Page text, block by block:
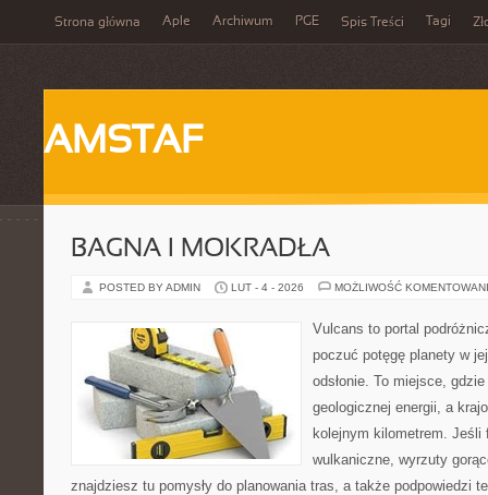
Strona główna Aple Archiwum PGE Spis Treści Tagi
AMSTAF
BAGNA I MOKRADŁA
POSTED BY ADMIN LUT - 4 - 2026 MOŻLIWOŚĆ
Vulcans to portal
poczuć potęgę planety w
odsłonie. To miejsce,
geologicznej energii, a
kolejnym kilometrem.
wulkaniczne, wyrzuty
znajdziesz tu pomysły do planowania tras, a także podpowiedzi